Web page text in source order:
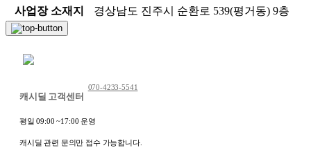
사업장 소재지
경상남도 진주시 순환로 539(평거동) 9층
캐시딜 고객센터
070-4233-5541
평일 09:00 ~17:00 운영
캐시딜 관련 문의만 접수 가능합니다.